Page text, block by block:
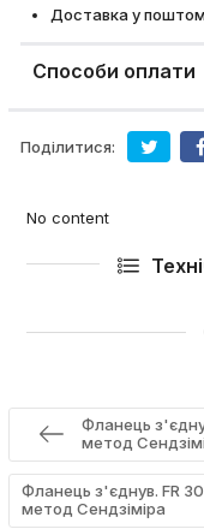
Доставка у
Способи оплати
Поділитися:
No content
Фланець
метод
Фланець з'єднув. FR
метод Сендзіміра